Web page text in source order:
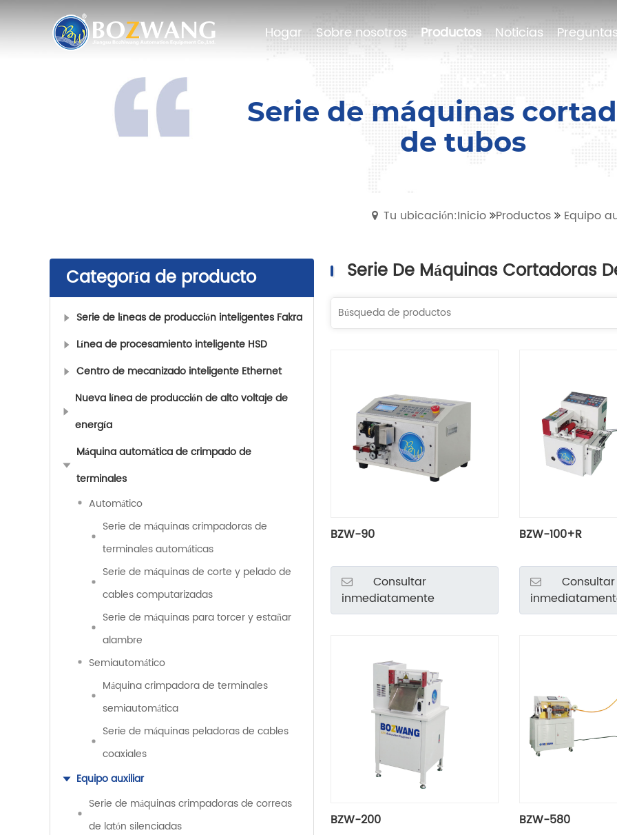
Hogar Sobre nosotros Productos Noticias
Hogar Sobre nosotros Productos Noticias
Serie de máquinas
de tubos
Tu ubicación:Inicio Productos Equipo
Categoría de producto
Serie de líneas de producción inteligentes Fakra
Línea de procesamiento inteligente HSD
Centro de mecanizado inteligente Ethernet
Nueva línea de producción de alto voltaje de
energía
Máquina automática de crimpado de
terminales
Automático
Serie de máquinas crimpadoras de
terminales automáticas
Serie de máquinas de corte y pelado de
cables computarizadas
Serie de máquinas para torcer y estañar
alambre
Semiautomático
Máquina crimpadora de terminales
semiautomática
Serie de máquinas peladoras de cables
coaxiales
Equipo auxiliar
Serie de máquinas crimpadoras de correas
de latón silenciadas
Serie De Máquinas Cortadoras
BZW-90
Consultar
inmediatamente
BZW-100+R
Consultar
BZW-200 BZW-580